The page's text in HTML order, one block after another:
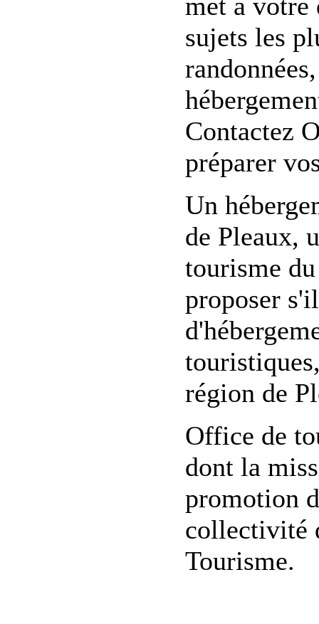
sujets les
Contactez
préparer
Un
de Pleaux,
tourisme
proposer
région de
Office de
dont la
promotion
collectivité
Tourisme.